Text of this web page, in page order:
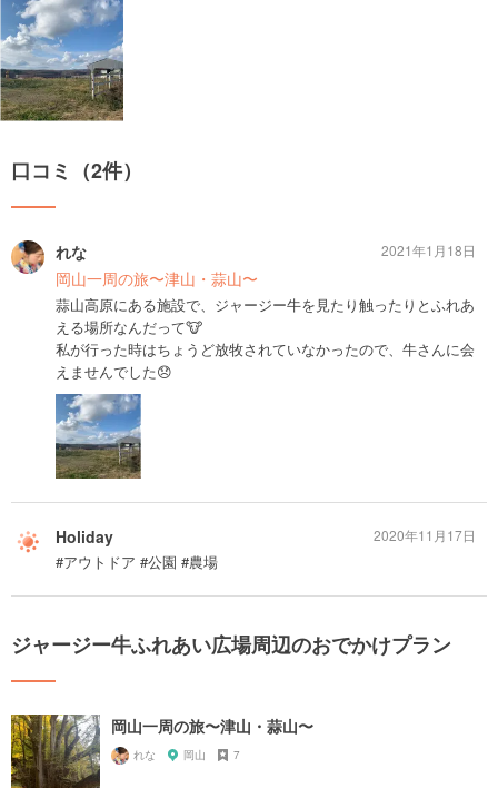
口コミ（2件）
れな
岡山一周の旅〜津山・蒜山〜
蒜山高原にある施設で、ジャージー牛を見たり触ったりとふれあ
える場所なんだって🐮
私が行った時はちょうど放牧されていなかったので、牛さんに会
えませんでした😞
2021年1月18日
Holiday
#アウトドア #公園 #農場
2020年11月17日
ジャージー牛ふれあい広場周辺のおでかけプラン
岡山一周の旅〜津山・蒜山〜
れな 岡山 7